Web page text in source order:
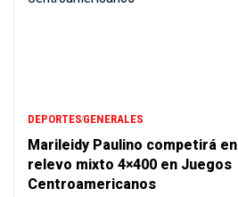
DEPORTESGENERALES
Marileidy Paulino competirá en
relevo mixto 4×400 en Juegos
Centroamericanos